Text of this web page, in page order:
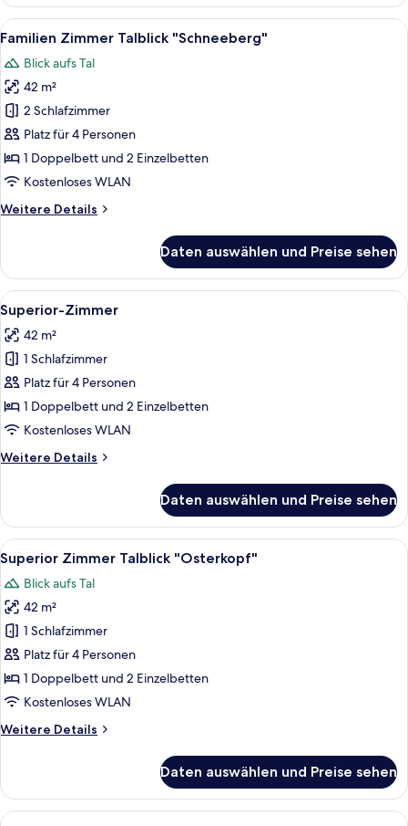
Alle
Fotos
für
Familien
Zimmer
Talblick
"Schneeberg"
anzeigen
Ein Zimmer mit einer Couch, einem
9
Familien Zimmer Talblick "Schneeberg"
Blick aufs Tal
42 m²
2 Schlafzimmer
Platz für 4 Personen
1 Doppelbett und 2 Einzelbetten
Kostenloses WLAN
Weitere Details
Weitere
Zimmer
Talblick
"Schneeberg"
Daten auswählen und Preise sehen
Alle
Fotos
für
Superior-
Zimmer
anzeigen
Superior-Zimmer | Schreibtisch,
5
Superior-Zimmer
42 m²
1 Schlafzimmer
Platz für 4 Personen
1 Doppelbett und 2 Einzelbetten
Kostenloses WLAN
Weitere Details
Weitere
Zimmer
Daten auswählen und Preise sehen
Alle
Fotos
für
Superior
Zimmer
Talblick
"Osterkopf"
anzeigen
Ein Hotelzimmer mit Bett, einer
8
Superior Zimmer Talblick "Osterkopf"
Blick aufs Tal
42 m²
1 Schlafzimmer
Platz für 4 Personen
1 Doppelbett und 2 Einzelbetten
Kostenloses WLAN
Weitere Details
Weitere
Zimmer
Talblick
Daten auswählen und Preise sehen